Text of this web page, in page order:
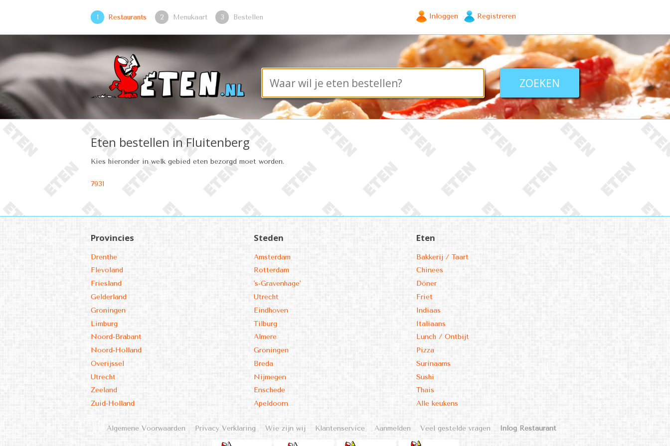
1 Restaurants 2 Menukaart 3 Bestellen Inloggen Registreren
Eten bestellen in Fluitenberg
Kies hieronder in welk gebied eten bezorgd moet worden.
7931
Provincies
Drenthe
Flevoland
Friesland
Gelderland
Groningen
Limburg
Noord-Brabant
Noord-Holland
Overijssel
Utrecht
Zeeland
Zuid-Holland
Steden
Amsterdam
Rotterdam
's-Gravenhage'
Utrecht
Eindhoven
Tilburg
Almere
Groningen
Breda
Nijmegen
Enschede
Apeldoorn
Eten
Bakkerij / Taart
Chinees
Döner
Friet
Indiaas
Italiaans
Lunch / Ontbijt
Pizza
Surinaams
Sushi
Thais
Alle keukens
Algemene Voorwaarden Privacy Verklaring Wie zijn wij Klantenservice Aanmelden Veel gestelde vragen Inlog Restaurant